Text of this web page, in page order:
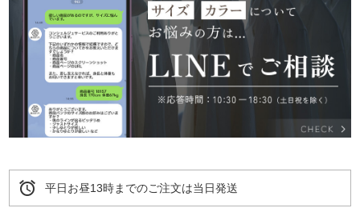
alarm 平日お昼13時までのご注文は当日発送